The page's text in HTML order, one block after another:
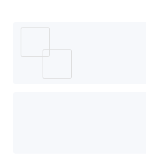
用？